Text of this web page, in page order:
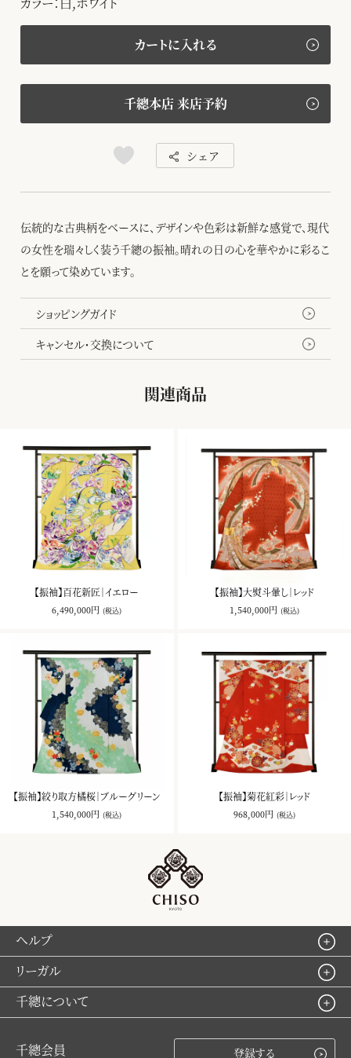
カートに入れる
千總本店 来店予約
シェア
伝統的な古典柄をベースに、デザインや色彩は新鮮な感覚で、現代
の女性を瑞々しく装う千總の振袖。晴れの日の心を華やかに彩るこ
とを願って染めています。
ショッピングガイド
キャンセル・交換について
関連商品
【振袖】百花新匠｜イエロー
6,490,000円 (税込)
【振袖】大熨斗暈し｜レッド
1,540,000円 (税込)
【振袖】絞り取方橘桜｜ブルーグリーン
1,540,000円 (税込)
【振袖】菊花紅彩｜レッド
968,000円 (税込)
ヘルプ
リーガル
千總について
千總会員 登録する